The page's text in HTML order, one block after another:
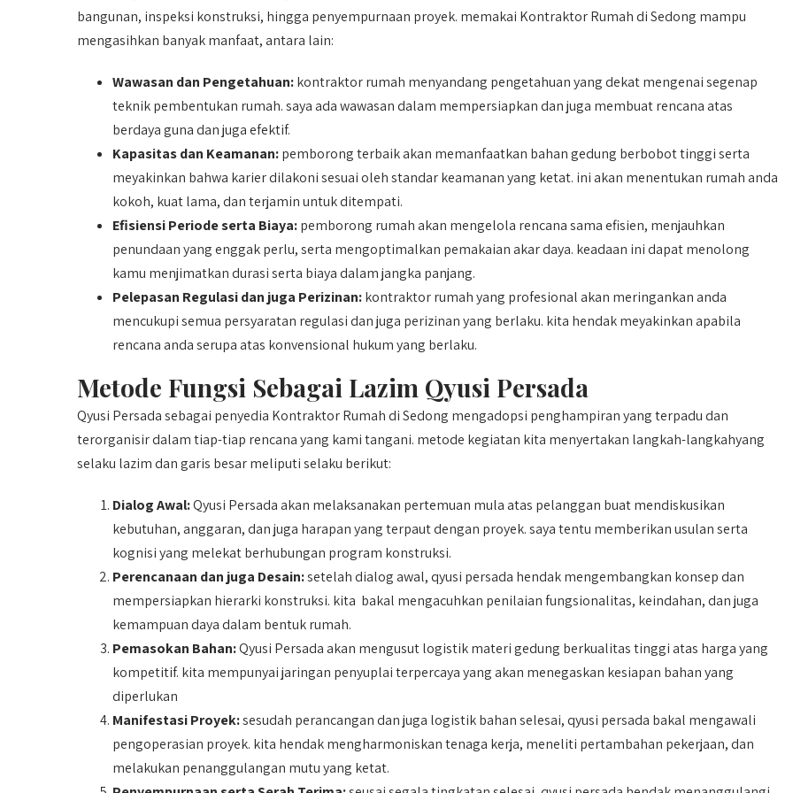
bangunan, inspeksi konstruksi, hingga penyempurnaan proyek. memakai Kontraktor Rumah di Sedong mampu
mengasihkan banyak manfaat, antara lain:
Wawasan dan Pengetahuan:kontraktor rumah menyandang pengetahuan yang dekat mengenai segenap
teknik pembentukan rumah. saya ada wawasan dalam mempersiapkan dan juga membuat rencana atas
berdaya guna dan juga efektif.
Kapasitas dan Keamanan:pemborong terbaik akan memanfaatkan bahan gedung berbobot tinggi serta
meyakinkan bahwa karier dilakoni sesuai oleh standar keamanan yang ketat. ini akan menentukan rumah anda
kokoh, kuat lama, dan terjamin untuk ditempati.
Efisiensi Periode serta Biaya:pemborong rumah akan mengelola rencana sama efisien, menjauhkan
penundaan yang enggak perlu, serta mengoptimalkan pemakaian akar daya. keadaan ini dapat menolong
kamu menjimatkan durasi serta biaya dalam jangka panjang.
Pelepasan Regulasi dan juga Perizinan:kontraktor rumah yang profesional akan meringankan anda
mencukupi semua persyaratan regulasi dan juga perizinan yang berlaku. kita hendak meyakinkan apabila
rencana anda serupa atas konvensional hukum yang berlaku.
Metode Fungsi Sebagai Lazim Qyusi Persada
Qyusi Persada sebagai penyedia Kontraktor Rumah di Sedong mengadopsi penghampiran yang terpadu dan
terorganisir dalam tiap-tiap rencana yang kami tangani. metode kegiatan kita menyertakan langkah-langkahyang
selaku lazim dan garis besar meliputi selaku berikut:
Dialog Awal:Qyusi Persada akan melaksanakan pertemuan mula atas pelanggan buat mendiskusikan
kebutuhan, anggaran, dan juga harapan yang terpaut dengan proyek. saya tentu memberikan usulan serta
kognisi yang melekat berhubungan program konstruksi.
Perencanaan dan juga Desain:setelah dialog awal, qyusi persada hendak mengembangkan konsep dan
mempersiapkan hierarki konstruksi. kita bakal mengacuhkan penilaian fungsionalitas, keindahan, dan juga
kemampuan daya dalam bentuk rumah.
Pemasokan Bahan:Qyusi Persada akan mengusut logistik materi gedung berkualitas tinggi atas harga yang
kompetitif. kita mempunyai jaringan penyuplai terpercaya yang akan menegaskan kesiapan bahan yang
diperlukan
Manifestasi Proyek:sesudah perancangan dan juga logistik bahan selesai, qyusi persada bakal mengawali
pengoperasian proyek. kita hendak mengharmoniskan tenaga kerja, meneliti pertambahan pekerjaan, dan
melakukan penanggulangan mutu yang ketat.